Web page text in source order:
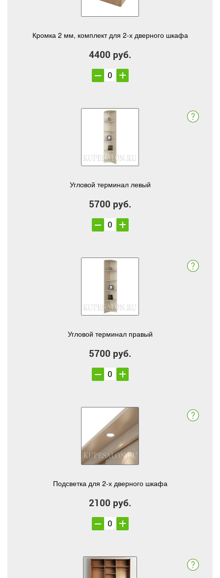
Кромка 2 мм, комплект для 2-х дверного шкафа
4400 руб.
Угловой терминал левый
5700 руб.
Угловой терминал правый
5700 руб.
Подсветка для 2-х дверного шкафа
2100 руб.